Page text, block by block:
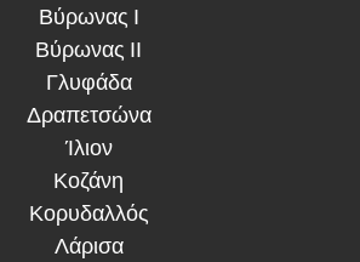
Βύρωνας Ι
Βύρωνας ΙΙ
Γλυφάδα
Δραπετσώνα
Ίλιον
Κοζάνη
Κορυδαλλός
Λάρισα